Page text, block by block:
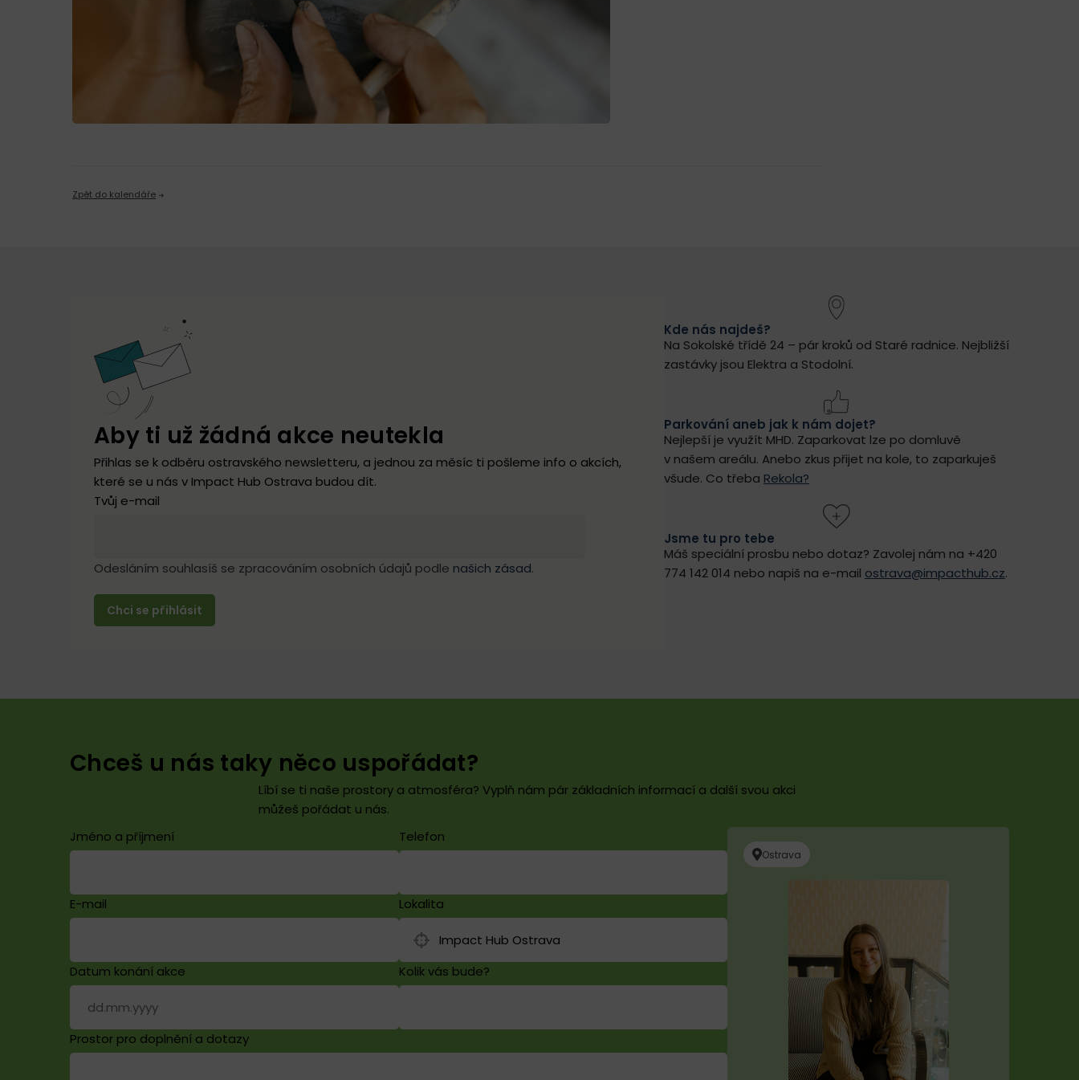
Zpět do kalendáře
Aby ti už žádná akce neutekla
Přihlas se k odběru ostravského newsletteru, a jednou za měsíc ti pošleme info o akcích,
které se u nás v Impact Hub Ostrava budou dít.
Tvůj e-mail
Odesláním souhlasíš se zpracováním osobních údajů podle našich zásad.
Kde nás najdeš?
Na Sokolské třídě 24 – pár kroků od Staré radnice. Nejbližší
zastávky jsou Elektra a Stodolní.
Parkování aneb jak k nám dojet?
Nejlepší je využít MHD. Zaparkovat lze po domluvě
v našem areálu. Anebo zkus přijet na kole, to zaparkuješ
všude. Co třeba Rekola?
Jsme tu pro tebe
Máš speciální prosbu nebo dotaz? Zavolej nám na +420
774 142 014 nebo napiš na e-mail ostrava@impacthub.cz.
Chceš u nás taky něco uspořádat?
Líbí se ti naše prostory a atmosféra? Vyplň nám pár základních informací a další svou akci
můžeš pořádat u nás.
Jméno a příjmení
Telefon
E-mail Lokalita
Datum konání akce Kolik vás bude?
Prostor pro doplnění a dotazy
Ostrava